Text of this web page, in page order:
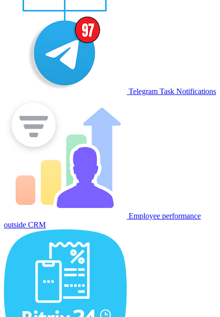
Telegram Task Notifications
Employee performance
outside CRM